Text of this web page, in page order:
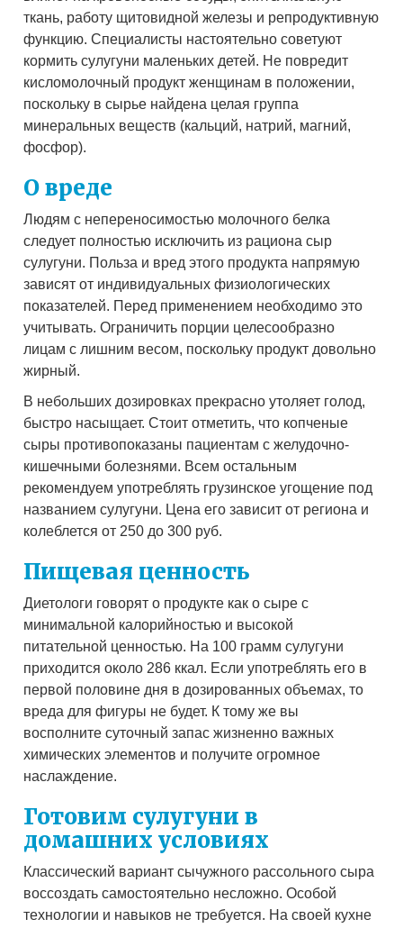
ткань, работу щитовидной железы и репродуктивную
функцию. Специалисты настоятельно советуют
кормить сулугуни маленьких детей. Не повредит
кисломолочный продукт женщинам в положении,
поскольку в сырье найдена целая группа
минеральных веществ (кальций, натрий, магний,
фосфор).
О вреде
Людям с непереносимостью молочного белка
следует полностью исключить из рациона сыр
сулугуни. Польза и вред этого продукта напрямую
зависят от индивидуальных физиологических
показателей. Перед применением необходимо это
учитывать. Ограничить порции целесообразно
лицам с лишним весом, поскольку продукт довольно
жирный.
В небольших дозировках прекрасно утоляет голод,
быстро насыщает. Стоит отметить, что копченые
сыры противопоказаны пациентам с желудочно-
кишечными болезнями. Всем остальным
рекомендуем употреблять грузинское угощение под
названием сулугуни. Цена его зависит от региона и
колеблется от 250 до 300 руб.
Пищевая ценность
Диетологи говорят о продукте как о сыре с
минимальной калорийностью и высокой
питательной ценностью. На 100 грамм сулугуни
приходится около 286 ккал. Если употреблять его в
первой половине дня в дозированных объемах, то
вреда для фигуры не будет. К тому же вы
восполните суточный запас жизненно важных
химических элементов и получите огромное
наслаждение.
Готовим сулугуни в
домашних условиях
Классический вариант сычужного рассольного сыра
воссоздать самостоятельно несложно. Особой
технологии и навыков не требуется. На своей кухне